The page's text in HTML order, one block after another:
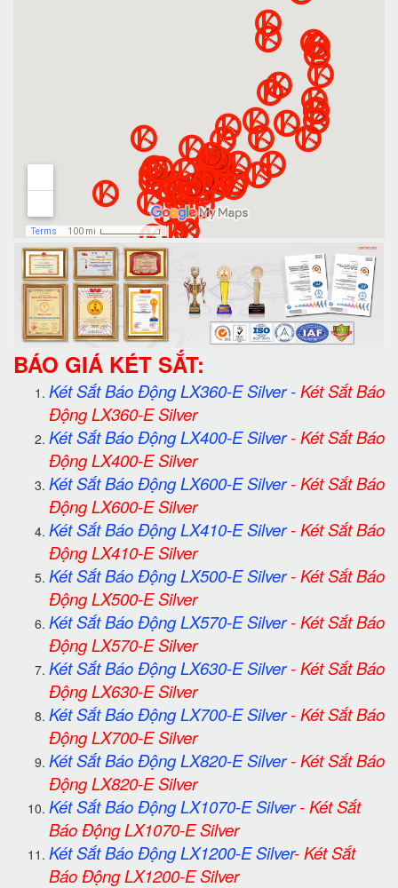
BÁO GIÁ KÉT SẮT:
Két Sắt Báo Động LX360-E Silver-Két Sắt Báo
Động LX360-E Silver
Két Sắt Báo Động LX400-E Silver-Két Sắt Báo
Động LX400-E Silver
Két Sắt Báo Động LX600-E Silver-Két Sắt Báo
Động LX600-E Silver
Két Sắt Báo Động LX410-E Silver-Két Sắt Báo
Động LX410-E Silver
Két Sắt Báo Động LX500-E Silver-Két Sắt Báo
Động LX500-E Silver
Két Sắt Báo Động LX570-E Silver-Két Sắt Báo
Động LX570-E Silver
Két Sắt Báo Động LX630-E Silver-Két Sắt Báo
Động LX630-E Silver
Két Sắt Báo Động LX700-E Silver-Két Sắt Báo
Động LX700-E Silver
Két Sắt Báo Động LX820-E Silver-Két Sắt Báo
Động LX820-E Silver
Két Sắt Báo Động LX1070-E Silver-Két Sắt
Báo Động LX1070-E Silver
Két Sắt Báo Động LX1200-E Silver-Két Sắt
Báo Động LX1200-E Silver